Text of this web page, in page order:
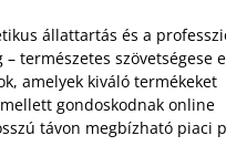
állattartás és a
természetes szövetségese
amelyek kiváló termékeket
gondoskodnak online
távon megbízható piaci